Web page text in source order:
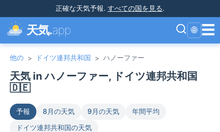
正確な天気予報. すべての国を見る.
天気.app 🌐 ☰
他の > ドイツ連邦共和国 > ハノーファー
天気 in ハノーファー, ドイツ連邦共和国
🇩🇪
予報 8月の天気 9月の天気
年間平均
ドイツ連邦共和国の天気